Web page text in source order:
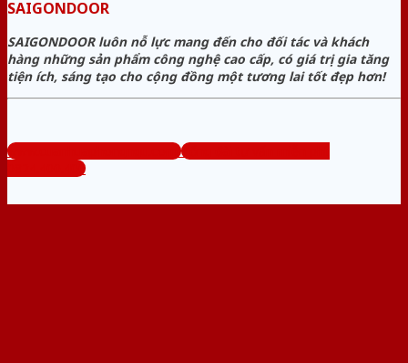
SAIGONDOOR
SAIGONDOOR luôn nỗ lực mang đến cho đối tác và khách
hàng những sản phẩm công nghệ cao cấp, có giá trị gia tăng
tiện ích, sáng tạo cho cộng đồng một tương lai tốt đẹp hơn!
www.cuanhuaphongngu.com
Tổng đài tư vấn miễn phí:
0824.400.400